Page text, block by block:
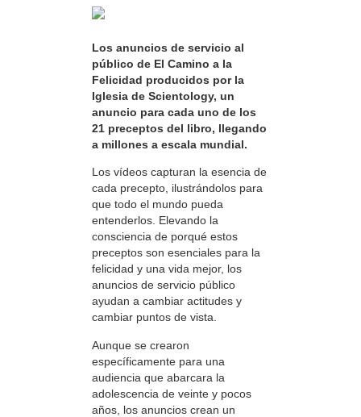
Los anuncios de servicio al
público de El Camino a la
Felicidad producidos por la
Iglesia de Scientology, un
anuncio para cada uno de los
21 preceptos del libro, llegando
a millones a escala mundial.
Los vídeos capturan la esencia de
cada precepto, ilustrándolos para
que todo el mundo pueda
entenderlos. Elevando la
consciencia de porqué estos
preceptos son esenciales para la
felicidad y una vida mejor, los
anuncios de servicio público
ayudan a cambiar actitudes y
cambiar puntos de vista.
Aunque se crearon
específicamente para una
audiencia que abarcara la
adolescencia de veinte y pocos
años, los anuncios crean un